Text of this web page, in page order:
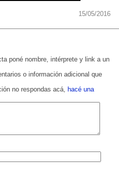
15/05/2016
poné nombre, intérprete y link a un
o información adicional que
no respondas acá, hacé una